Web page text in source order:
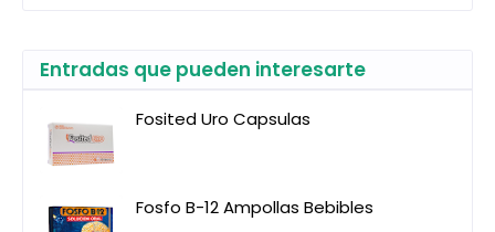
Entradas que pueden interesarte
Fosited Uro Capsulas
Fosfo B-12 Ampollas Bebibles